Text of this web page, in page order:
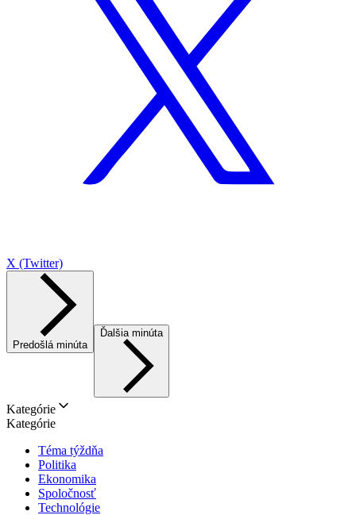
X (Twitter)
Predošlá minúta
Ďalšia minúta
Kategórie
Kategórie
Téma týždňa
Politika
Ekonomika
Spoločnosť
Technológie